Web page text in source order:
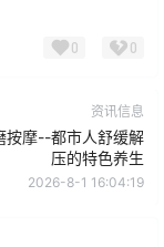
0 0
资讯信息
按摩--都市人舒缓解
压的特色养生
2026-8-1 16:04:19